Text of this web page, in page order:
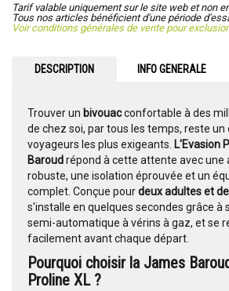
Tarif valable uniquement sur le site web et non
Tous nos articles bénéficient d'une période
Voir conditions générales de vente pour
DESCRIPTION INFO GENERALE
Trouver un bivouacconfortable à des
de chez soi, par tous les temps, reste un
voyageurs les plus exigeants. L'Evasion
Baroudrépond à cette attente avec une
robuste, une isolation éprouvée et un
complet. Conçue pourdeux adultes et
s'installe en quelques secondes grâce à
semi-automatique à vérins à gaz, et se
facilement avant chaque départ.
Pourquoi choisir la James
Proline XL ?